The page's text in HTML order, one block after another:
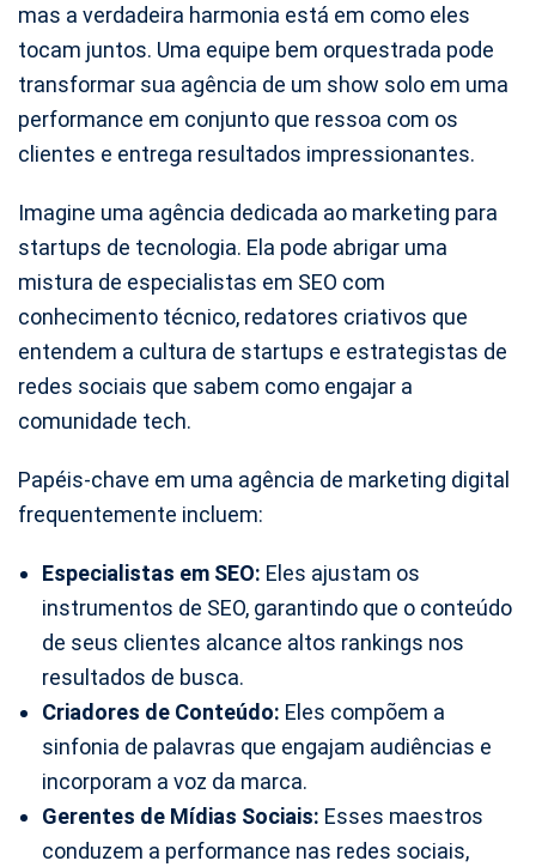
mas a verdadeira harmonia está em como eles
tocam juntos. Uma equipe bem orquestrada pode
transformar sua agência de um show solo em uma
performance em conjunto que ressoa com os
clientes e entrega resultados impressionantes.
Imagine uma agência dedicada ao marketing para
startups de tecnologia. Ela pode abrigar uma
mistura de especialistas em SEO com
conhecimento técnico, redatores criativos que
entendem a cultura de startups e estrategistas de
redes sociais que sabem como engajar a
comunidade tech.
Papéis-chave em uma agência de marketing digital
frequentemente incluem:
Especialistas em SEO: Eles ajustam os
instrumentos de SEO, garantindo que o conteúdo
de seus clientes alcance altos rankings nos
resultados de busca.
Criadores de Conteúdo: Eles compõem a
sinfonia de palavras que engajam audiências e
incorporam a voz da marca.
Gerentes de Mídias Sociais: Esses maestros
conduzem a performance nas redes sociais,